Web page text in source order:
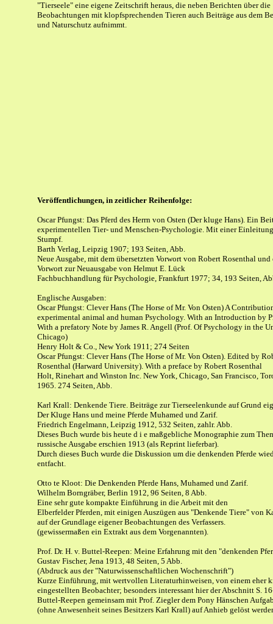
"Tierseele" eine eigene Zeitschrift heraus, die neben Berichten über die
Beobachtungen mit klopfsprechenden Tieren auch Beiträge aus dem
und Naturschutz aufnimmt.
Veröffentlichungen, in zeitlicher Reihenfolge:
Oscar Pfungst: Das Pferd des Herrn von Osten (Der kluge Hans). Ein
experimentellen Tier- und Menschen-Psychologie. Mit einer
Stumpf.
Barth Verlag, Leipzig 1907; 193 Seiten, Abb.
Neue Ausgabe, mit dem übersetzten Vorwort von Robert Rosenthal und
Vorwort zur Neuausgabe von Helmut E. Lück
Fachbuchhandlung für Psychologie, Frankfurt 1977; 34, 193 Seiten,
Englische Ausgaben:
Oscar Pfungst: Clever Hans (The Horse of Mr. Von Osten) A
experimental animal and human Psychology. With an Introduction by
With a prefatory Note by James R. Angell (Prof. Of Psychology in the
Chicago)
Henry Holt & Co., New York 1911; 274 Seiten
Oscar Pfungst: Clever Hans (The Horse of Mr. Von Osten). Edited by
Rosenthal (Harward University). With a preface by Robert Rosenthal
Holt, Rinehart and Winston Inc. New York, Chicago, San Francisco,
1965. 274 Seiten, Abb.
Karl Krall: Denkende Tiere. Beiträge zur Tierseelenkunde auf Grund
Der Kluge Hans und meine Pferde Muhamed und Zarif.
Friedrich Engelmann, Leipzig 1912, 532 Seiten, zahlr. Abb.
Dieses Buch wurde bis heute d i e maßgebliche Monographie zum
russische Ausgabe erschien 1913 (als Reprint lieferbar).
Durch dieses Buch wurde die Diskussion um die denkenden Pferde
entfacht.
Otto te Kloot: Die Denkenden Pferde Hans, Muhamed und Zarif.
Wilhelm Borngräber, Berlin 1912, 96 Seiten, 8 Abb.
Eine sehr gute kompakte Einführung in die Arbeit mit den
Elberfelder Pferden, mit einigen Auszügen aus "Denkende Tiere" von
auf der Grundlage eigener Beobachtungen des Verfassers.
(gewissermaßen ein Extrakt aus dem Vorgenannten).
Prof. Dr. H. v. Buttel-Reepen: Meine Erfahrung mit den "denkenden
Gustav Fischer, Jena 1913, 48 Seiten, 5 Abb.
(Abdruck aus der "Naturwissenschaftlichen Wochenschrift")
Kurze Einführung, mit wertvollen Literaturhinweisen, von einem eher
eingestellten Beobachter; besonders interessant hier der Abschnitt S.
Buttel-Reepen gemeinsam mit Prof. Ziegler dem Pony Hänschen
(ohne Anwesenheit seines Besitzers Karl Krall) auf Anhieb gelöst